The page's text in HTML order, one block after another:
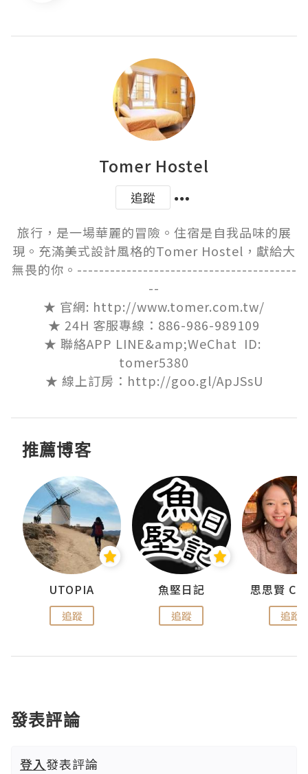
Tomer Hostel
追蹤
旅行，是一場華麗的冒險。住宿是自我品味的展
現。充滿美式設計風格的Tomer Hostel，獻給大
無畏的你。----------------------------------------
--
★ 官網: http://www.tomer.com.tw/
★ 24H 客服專線：886-986-989109
★ 聯絡APP LINE&amp;WeChat  ID:
tomer5380
★ 線上訂房：http://goo.gl/ApJSsU
推薦博客
UTOPIA
追蹤
魚堅日記
追蹤 追蹤
發表評論
登入發表評論